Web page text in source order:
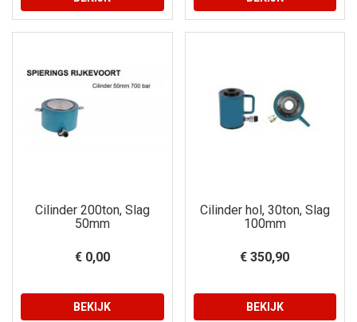
Cilinder 200ton, Slag
50mm
€ 0,00
BEKIJK
Cilinder hol, 30ton, Slag
100mm
€ 350,90
BEKIJK